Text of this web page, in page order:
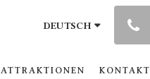
DEUTSCH
ATTRAKTIONEN KONTAKT